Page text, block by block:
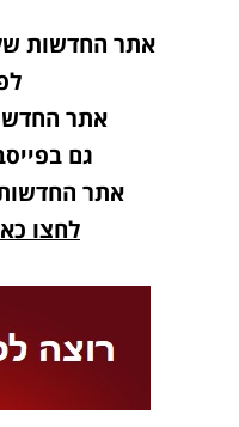
אתר החדשות
אתר
גם
אתר החדשות
לחצו